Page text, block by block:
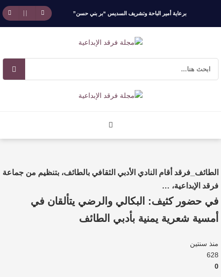
برعاية أمير الباحة وتشريف السديس “بر بني حسن”
تكرّم الفائزين بجائزة “رواد العمل التطوعي 4”
جائزة المهندس زياد الزهراني للتفوق العلمي تكرّم
الروائي جابر محمد مدخلي: أحضر داخل رواياتي
بحذر، والثقافة قوتنا الناعمة لمخاطبة العالم.
القيمة الأدبية بين استحقاق النص وسلطة الجائزة
الطائف_فرقد أقام النادي الأدبي الثقافي بالطائف، بتنظيم من جماعة
فرقد الإبداعية، …
في حضور كثيف: البكالي والرضي يتألقان في
أمسية شعرية يمنية بأدبي الطائف
منذ سنتين
628
0